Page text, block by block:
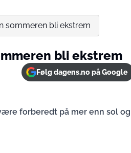
sommeren bli ekstrem
bli ekstrem
Følg dagens.no på Google
forberedt på mer enn sol og